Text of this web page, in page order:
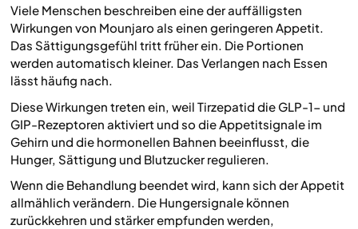
Viele Menschen beschreiben eine der auffälligsten
Wirkungen von Mounjaro als einen geringeren Appetit.
Das Sättigungsgefühl tritt früher ein. Die Portionen
werden automatisch kleiner. Das Verlangen nach Essen
lässt häufig nach.
Diese Wirkungen treten ein, weil Tirzepatid die GLP-1- und
GIP-Rezeptoren aktiviert und so die Appetitsignale im
Gehirn und die hormonellen Bahnen beeinflusst, die
Hunger, Sättigung und Blutzucker regulieren.
Wenn die Behandlung beendet wird, kann sich der Appetit
allmählich verändern. Die Hungersignale können
zurückkehren und stärker empfunden werden,